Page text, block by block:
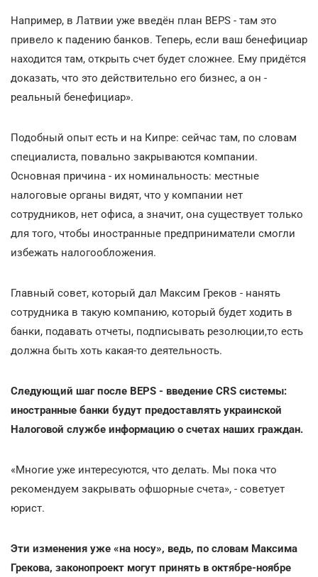
Например, в Латвии уже введён план BEPS - там это
привело к падению банков. Теперь, если ваш бенефициар
находится там, открыть счет будет сложнее. Ему придётся
доказать, что это действительно его бизнес, а он -
реальный бенефициар».
Подобный опыт есть и на Кипре: сейчас там, по словам
специалиста, повально закрываются компании.
Основная причина - их номинальность: местные
налоговые органы видят, что у компании нет
сотрудников, нет офиса, а значит, она существует только
для того, чтобы иностранные предприниматели смогли
избежать налогообложения.
Главный совет, который дал Максим Греков - нанять
сотрудника в такую компанию, который будет ходить в
банки, подавать отчеты, подписывать резолюции,то есть
должна быть хоть какая-то деятельность.
Следующий шаг после BEPS - введение CRS системы:
иностранные банки будут предоставлять украинской
Налоговой службе информацию о счетах наших граждан.
«Многие уже интересуются, что делать. Мы пока что
рекомендуем закрывать офшорные счета», - советует
юрист.
Эти изменения уже «на носу», ведь, по словам Максима
Грекова, законопроект могут принять в октябре-ноябре